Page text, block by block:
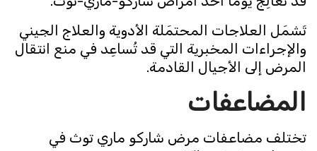
تَشمَل العلاجات المحتمَلة الأدوية والعلاج الجيني
والإجراءات المخبرية التي قد تُساعِد في منع انتقال
المرض إلى الأجيال القادمة.
المضاعفات
تختلف مضاعفات مرض شاركو ماري توث في